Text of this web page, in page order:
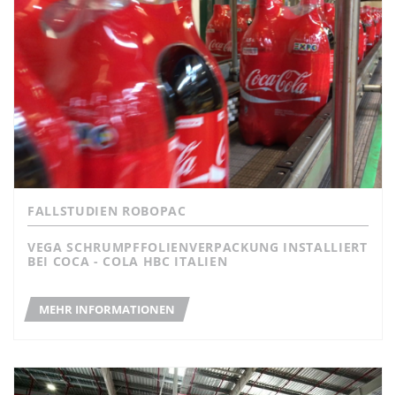
FALLSTUDIEN ROBOPAC
VEGA SCHRUMPFFOLIENVERPACKUNG INSTALLIERT
BEI COCA - COLA HBC ITALIEN
MEHR INFORMATIONEN